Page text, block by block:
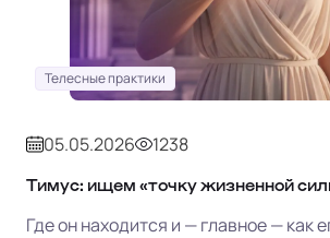
Телесные практики
05.05.2026 1238
Тимус: ищем «точку жизненной
Где он находится и — главное — как